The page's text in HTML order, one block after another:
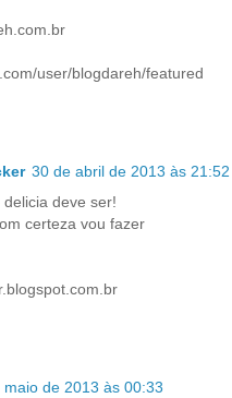
user/blogdareh/featured
30 de abril de 2013 às 21:52
deve ser!
certeza vou fazer
maio de 2013 às 00:33